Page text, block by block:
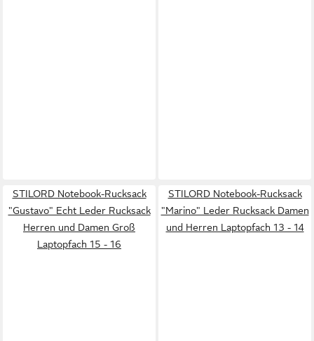
STILORD Notebook-Rucksack
"Gustavo" Echt Leder Rucksack
Herren und Damen Groß
Laptopfach 15 - 16
STILORD Notebook-Rucksack
"Marino" Leder Rucksack Damen
und Herren Laptopfach 13 - 14